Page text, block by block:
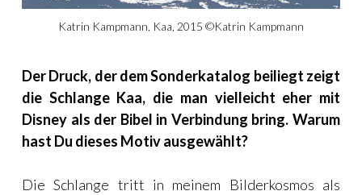
Katrin Kampmann, Kaa, 2015 ©Katrin Kampmann
Der Druck, der dem Sonderkatalog beiliegt zeigt
die Schlange Kaa, die man vielleicht eher mit
Disney als der Bibel in Verbindung bring. Warum
hast Du dieses Motiv ausgewählt?
Die Schlange tritt in meinem Bilderkosmos als